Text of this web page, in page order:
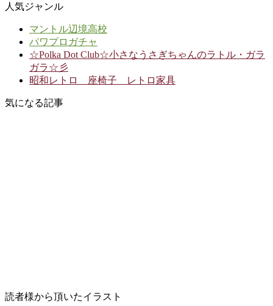
人気ジャンル
マントル辺境高校
パワプロガチャ
☆Polka Dot Club☆小さなうさぎちゃんのラトル・ガラ
ガラ☆彡
昭和レトロ 座椅子 レトロ家具
気になる記事
読者様から頂いたイラスト